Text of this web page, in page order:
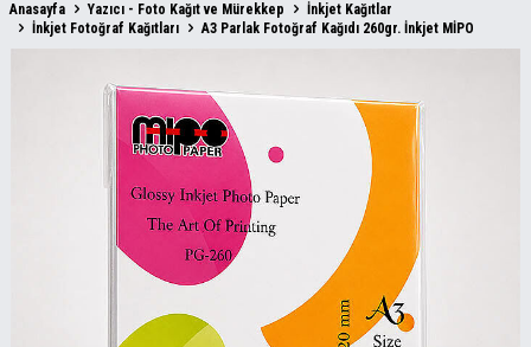
Anasayfa Yazıcı - Foto Kağıt ve Mürekkep
İnkjet Kağıtlar
İnkjet Fotoğraf Kağıtları
A3 Parlak Fotoğraf Kağıdı 260gr. İnkjet MİPO